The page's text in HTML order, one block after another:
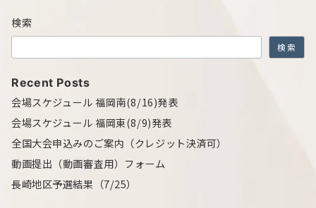
検索
検索
Recent Posts
会場スケジュール 福岡南(8/16)発表
会場スケジュール 福岡東(8/9)発表
全国大会申込みのご案内（クレジット決済可）
動画提出（動画審査用）フォーム
長崎地区予選結果（7/25）